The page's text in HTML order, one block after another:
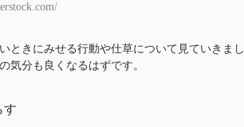
ときにみせる行動や仕草について見ていきまし
気分も良くなるはずです。
す